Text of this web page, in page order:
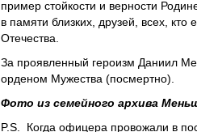
пример стойкости и верности
в памяти близких, друзей, всех,
Отечества.
За проявленный героизм Даниил
орденом Мужества (посмертно).
Фото из семейного архива
P.S. Когда офицера провожали в